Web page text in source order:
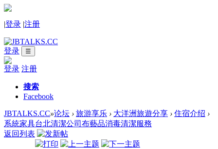
|登录 |注册
登录 ☰
登录 注册
搜索
Facebook
JBTALKS.CC»论坛 › 旅游享乐 › 大洋洲旅遊分享 › 住宿介绍 ›
系統家具台北清潔公司布藝品消毒清潔服務
返回列表